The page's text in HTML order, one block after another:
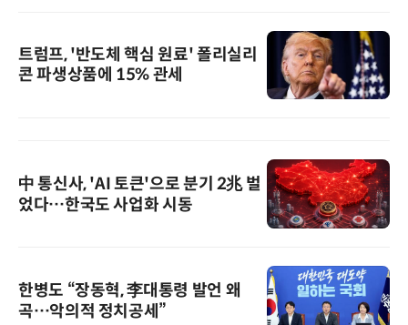
트럼프, '반도체 핵심 원료' 폴리실리
콘 파생상품에 15% 관세
中 통신사, 'AI 토큰'으로 분기 2兆 벌
었다…한국도 사업화 시동
한병도 “장동혁, 李대통령 발언 왜
곡…악의적 정치공세”